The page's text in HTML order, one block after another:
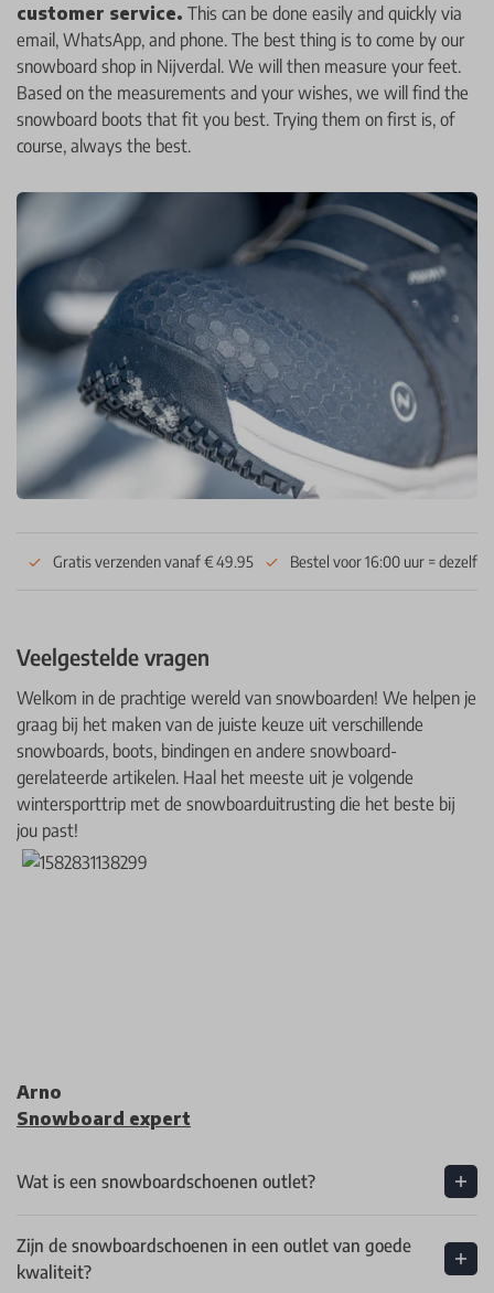
Gratis verzenden vanaf € 49.95 Bestel voor 16:00 uur =
Veelgestelde vragen
Welkom in de prachtige wereld van snowboarden! We helpen je
graag bij het maken van de juiste keuze uit verschillende
snowboards, boots, bindingen en andere snowboard-
gerelateerde artikelen. Haal het meeste uit je volgende
wintersporttrip met de snowboarduitrusting die het beste bij
jou past!
Arno
Snowboard expert
Wat is een snowboardschoenen outlet?
Zijn de snowboardschoenen in een outlet van goede
kwaliteit?
customer service. This can be done easily and quickly via
email, WhatsApp, and phone. The best thing is to come by our
snowboard shop in Nijverdal. We will then measure your feet.
Based on the measurements and your wishes, we will find the
snowboard boots that fit you best. Trying them on first is, of
course, always the best.